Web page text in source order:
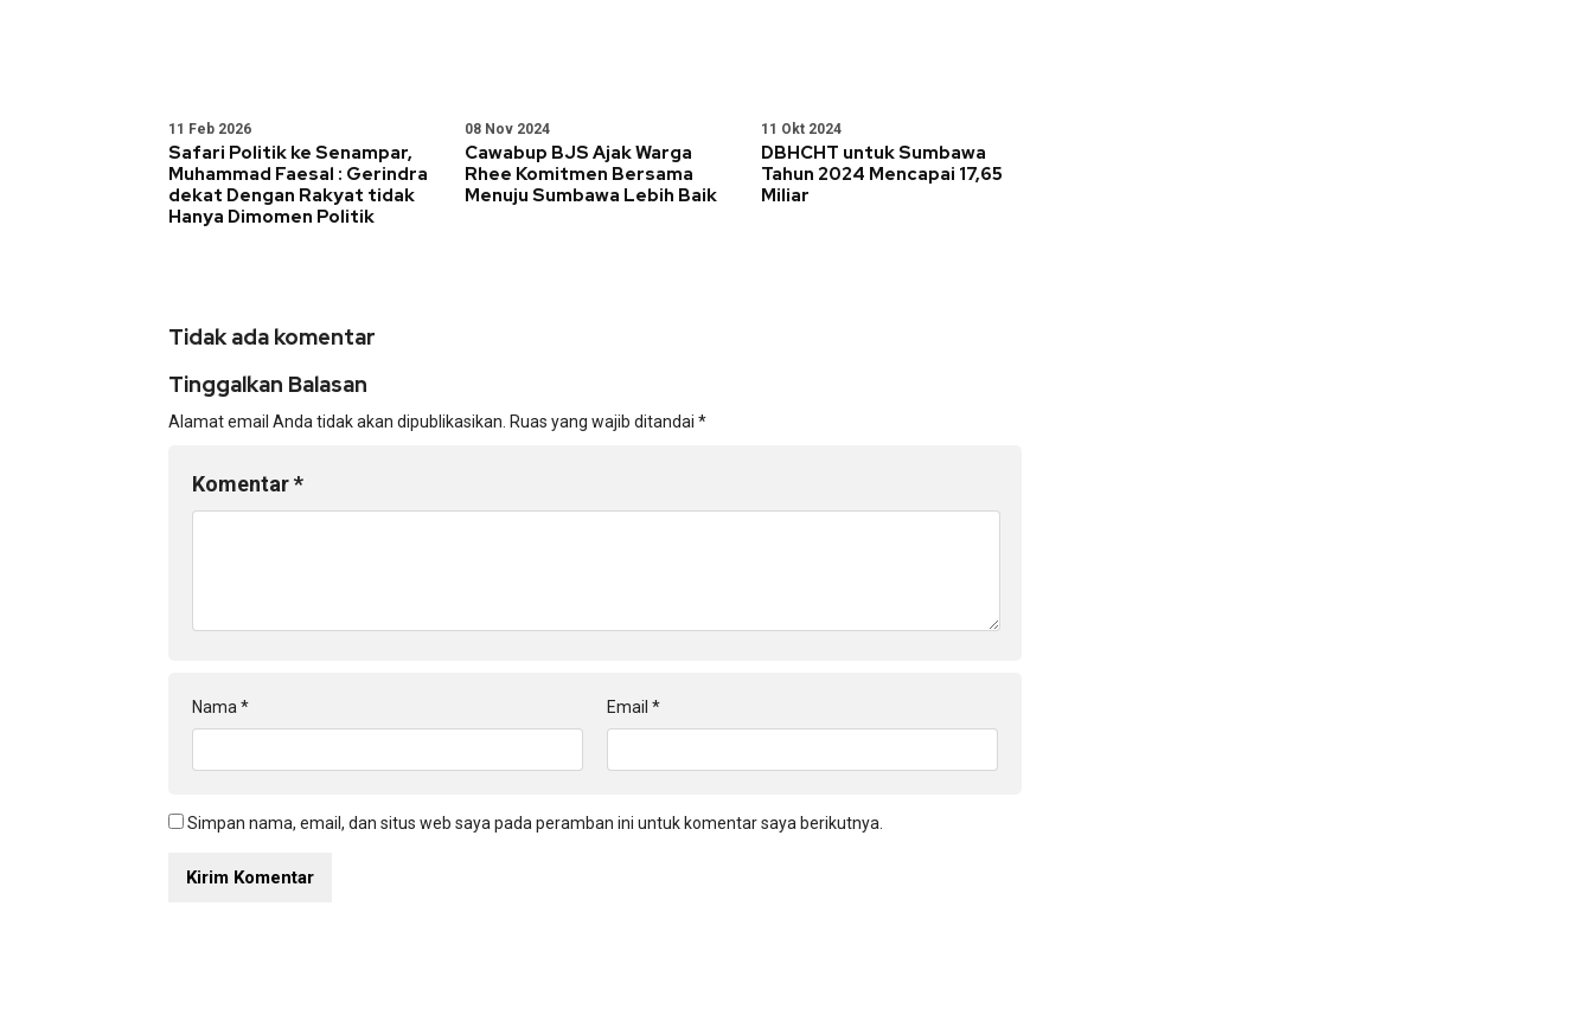
11 Feb 2026
Safari Politik ke Senampar,
Muhammad Faesal : Gerindra
dekat Dengan Rakyat tidak
Hanya Dimomen Politik
08 Nov 2024
Cawabup BJS Ajak Warga
Rhee Komitmen Bersama
Menuju Sumbawa Lebih Baik
11 Okt 2024
DBHCHT untuk Sumbawa
Tahun 2024 Mencapai 17,65
Miliar
Tidak ada komentar
Tinggalkan Balasan
Alamat email Anda tidak akan dipublikasikan. Ruas yang wajib ditandai *
Komentar*
Nama * Email *
Simpan nama, email, dan situs web saya pada peramban ini untuk komentar saya berikutnya.